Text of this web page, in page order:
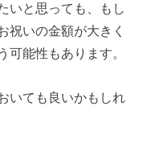
いと思っても、もし
祝いの金額が大きく
可能性もあります。
いても良いかもしれ